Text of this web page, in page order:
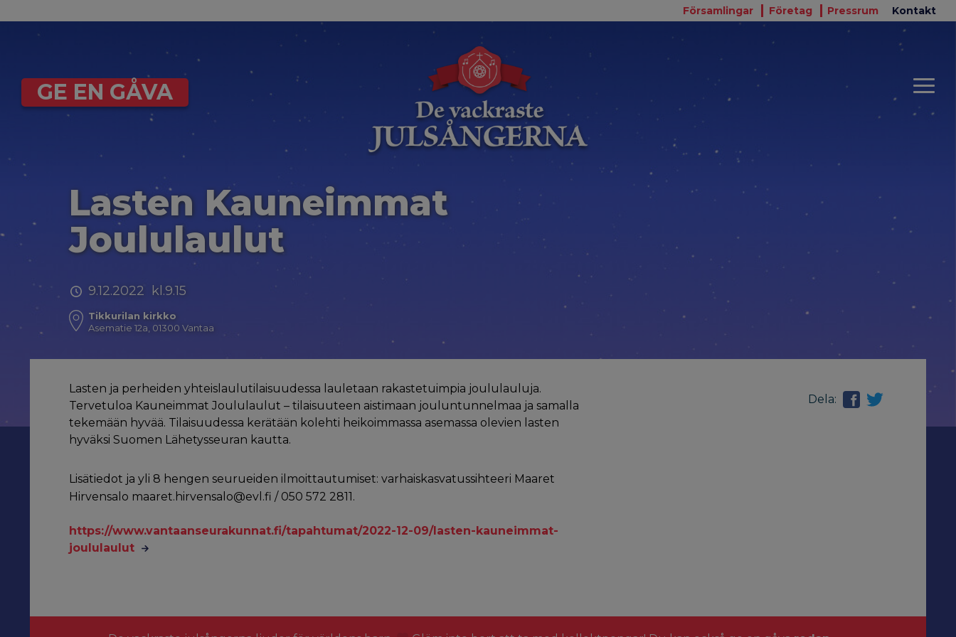
Församlingar Företag Pressrum Kontakt
GE EN GÅVA
Lasten Kauneimmat
Joululaulut
9.12.2022 kl.9.15
Tikkurilan kirkko
Asematie 12a, 01300 Vantaa
Dela:
Lasten ja perheiden yhteislaulutilaisuudessa lauletaan rakastetuimpia joululauluja.
Tervetuloa Kauneimmat Joululaulut – tilaisuuteen aistimaan jouluntunnelmaa ja samalla
tekemään hyvää. Tilaisuudessa kerätään kolehti heikoimmassa asemassa olevien lasten
hyväksi Suomen Lähetysseuran kautta.
Lisätiedot ja yli 8 hengen seurueiden ilmoittautumiset: varhaiskasvatussihteeri Maaret
Hirvensalo maaret.hirvensalo@evl.fi / 050 572 2811.
https://www.vantaanseurakunnat.fi/tapahtumat/2022-12-09/lasten-kauneimmat-
joululaulut